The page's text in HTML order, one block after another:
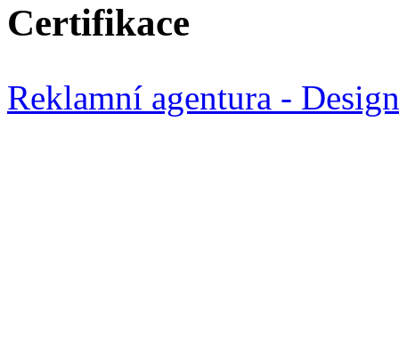
Certifikace
Reklamní agentura -